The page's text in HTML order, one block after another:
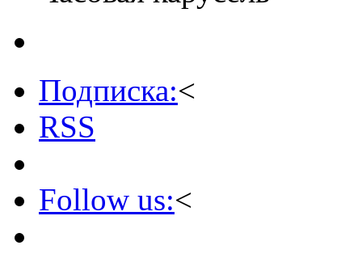
Подписка:<
RSS
Follow us:<